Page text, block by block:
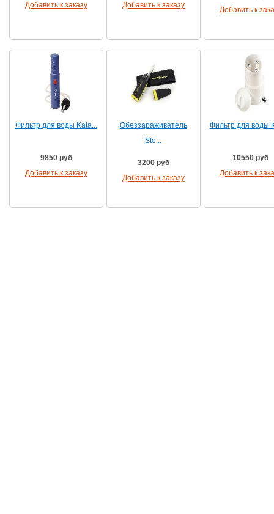
Добавить к заказу
Добавить к заказу
Добавить к
Фильтр для воды Kata...
9850 руб
Добавить к заказу
Обеззараживатель
Ste...
3200 руб
Добавить к заказу
Фильтр для воды
10550 руб
Добавить к